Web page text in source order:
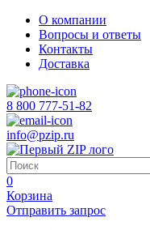
О компании
Вопросы и ответы
Контакты
Доставка
8 800 777-51-82
info@pzip.ru
0
Корзина
Отправить запрос